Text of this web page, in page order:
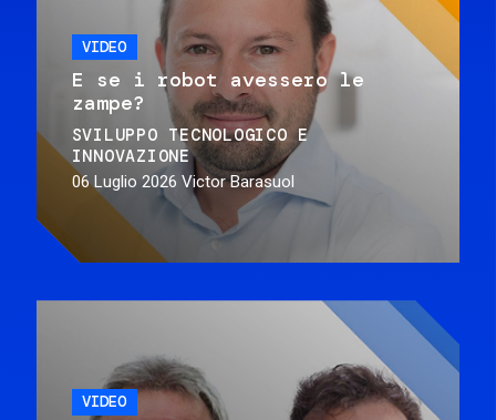
VIDEO
E se i robot avessero le
zampe?
SVILUPPO TECNOLOGICO E
INNOVAZIONE
06 Luglio 2026 Victor Barasuol
VIDEO